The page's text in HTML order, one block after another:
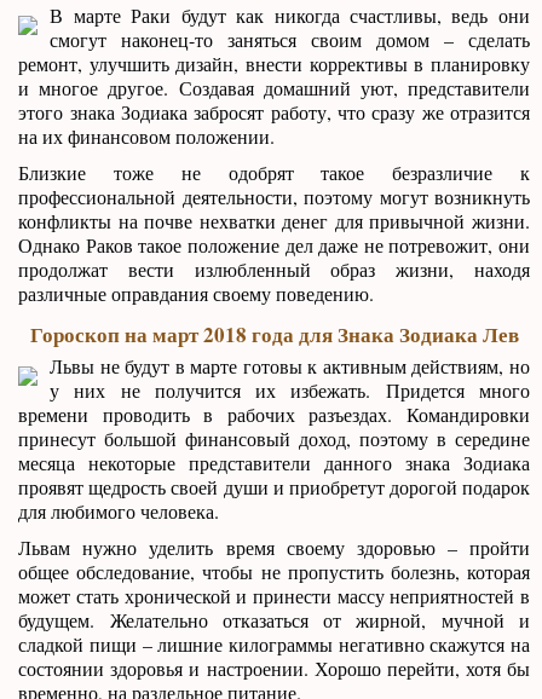
В марте Раки будут как никогда счастливы, ведь они
смогут наконец-то заняться своим домом – сделать
ремонт, улучшить дизайн, внести коррективы в планировку
и многое другое. Создавая домашний уют, представители
этого знака Зодиака забросят работу, что сразу же отразится
на их финансовом положении.
Близкие тоже не одобрят такое безразличие к
профессиональной деятельности, поэтому могут возникнуть
конфликты на почве нехватки денег для привычной жизни.
Однако Раков такое положение дел даже не потревожит, они
продолжат вести излюбленный образ жизни, находя
различные оправдания своему поведению.
Гороскоп на март 2018 года для Знака Зодиака Лев
Львы не будут в марте готовы к активным действиям, но
у них не получится их избежать. Придется много
времени проводить в рабочих разъездах. Командировки
принесут большой финансовый доход, поэтому в середине
месяца некоторые представители данного знака Зодиака
проявят щедрость своей души и приобретут дорогой подарок
для любимого человека.
Львам нужно уделить время своему здоровью – пройти
общее обследование, чтобы не пропустить болезнь, которая
может стать хронической и принести массу неприятностей в
будущем. Желательно отказаться от жирной, мучной и
сладкой пищи – лишние килограммы негативно скажутся на
состоянии здоровья и настроении. Хорошо перейти, хотя бы
временно, на раздельное питание.